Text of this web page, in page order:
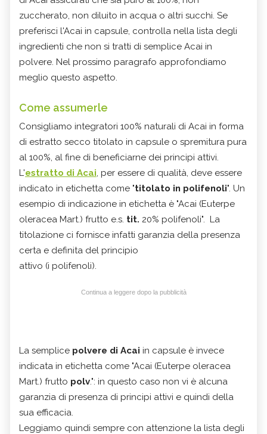
zuccherato, non diluito in acqua o altri succhi. Se
preferisci l'Acai in capsule, controlla nella lista degli
ingredienti che non si tratti di semplice Acai in
polvere. Nel prossimo paragrafo approfondiamo
meglio questo aspetto.
Come assumerle
Consigliamo integratori 100% naturali di Acai in forma
di estratto secco titolato in capsule o spremitura pura
al 100%, al fine di beneficiarne dei principi attivi.
L'estratto di Acai, per essere di qualità, deve essere
indicato in etichetta come "titolato in polifenoli". Un
esempio di indicazione in etichetta è "Acai (Euterpe
oleracea Mart.) frutto e.s. tit. 20% polifenoli". La
titolazione ci fornisce infatti garanzia della presenza
certa e definita del principio
attivo (i polifenoli).
Continua a leggere dopo la pubblicità
La semplice polvere di Acai in capsule è invece
indicata in etichetta come "Acai (Euterpe oleracea
Mart.) frutto polv.": in questo caso non vi è alcuna
garanzia di presenza di principi attivi e quindi della
sua efficacia.
Leggiamo quindi sempre con attenzione la lista degli